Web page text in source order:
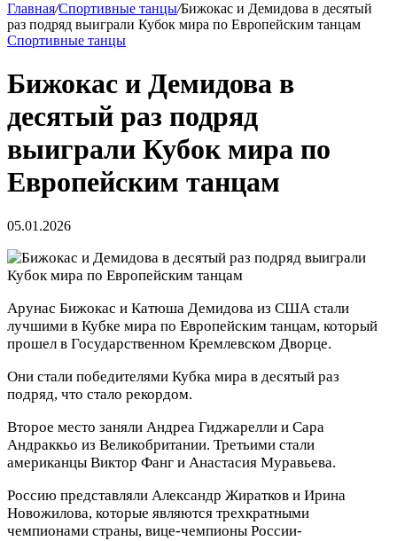
Главная/Спортивные танцы/Бижокас и Демидова в десятый
раз подряд выиграли Кубок мира по Европейским танцам
Спортивные танцы
Бижокас и Демидова в
десятый раз подряд
выиграли Кубок мира по
Европейским танцам
05.01.2026
Арунас Бижокас и Катюша Демидова из США стали
лучшими в Кубке мира по Европейским танцам, который
прошел в Государственном Кремлевском Дворце.
Они стали победителями Кубка мира в десятый раз
подряд, что стало рекордом.
Второе место заняли Андреа Гиджарелли и Сара
Андраккьо из Великобритании. Третьими стали
американцы Виктор Фанг и Анастасия Муравьева.
Россию представляли Александр Жиратков и Ирина
Новожилова, которые являются трехкратными
чемпионами страны, вице-чемпионы России-